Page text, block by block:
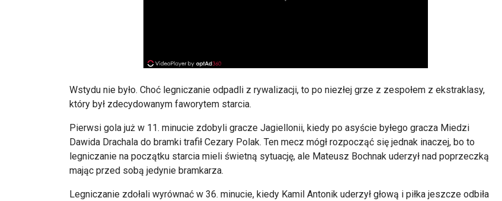
Wstydu nie było. Choć legniczanie odpadli z rywalizacji, to po niezłej grze z zespołem z ekstraklasy,
który był zdecydowanym faworytem starcia.
Pierwsi gola już w 11. minucie zdobyli gracze Jagiellonii, kiedy po asyście byłego gracza Miedzi
Dawida Drachala do bramki trafił Cezary Polak. Ten mecz mógł rozpocząć się jednak inaczej, bo to
legniczanie na początku starcia mieli świetną sytuację, ale Mateusz Bochnak uderzył nad poprzeczką
mając przed sobą jedynie bramkarza.
Legniczanie zdołali wyrównać w 36. minucie, kiedy Kamil Antonik uderzył głową i piłka jeszcze odbiła